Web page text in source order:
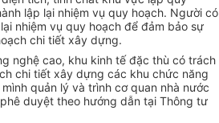
lập lại nhiệm vụ quy hoạch. Người có
nhiệm vụ quy hoạch để đảm bảo sự
chi tiết xây dựng.
nghệ cao, khu kinh tế đặc thù có trách
chi tiết xây dựng các khu chức năng
quản lý và trình cơ quan nhà nước
duyệt theo hướng dẫn tại Thông tư